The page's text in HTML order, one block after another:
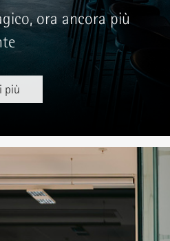
ora ancora più
più